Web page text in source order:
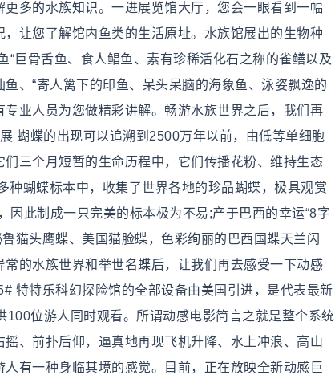
多的水族知识。一进展览馆大厅，您会一眼看到一幅
让您了解馆内鱼类的生活原址。水族馆展出的生物种
巨骨舌鱼、食人鲳鱼、素有珍稀活化石之称的雀鳝以及
、“寄人篱下的印鱼、呆头呆脑的海象鱼、泳姿飘逸的
业人员为您做精彩讲解。畅游水族世界之后，我们再
蝴蝶的出现可以追溯到2500万年以前，由低等单细胞
三个月短暂的生命历程中，它们传播花粉、维持生态
蝴蝶标本中，收集了世界各地的珍品蝴蝶，极具观赏
此制成一只完美的标本极为不易;产于巴西的幸运“8字
猫头鹰蝶、美国猫脸蝶，色彩绚丽的巴西国蝶天兰闪
的水族世界和举世名蝶后，让我们再去感受一下动感
特特乐科幻探险馆的全部设备由美国引进，是代表最新
位游人同时观看。所谓动感电影简言之就是整个系统
、前扑后仰，逼真地再现飞机升降、水上冲浪、高山
有一种身临其境的感觉。目前，正在放映全新动感巨